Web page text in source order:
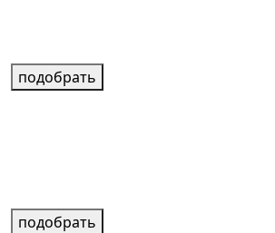
подобрать
подобрать